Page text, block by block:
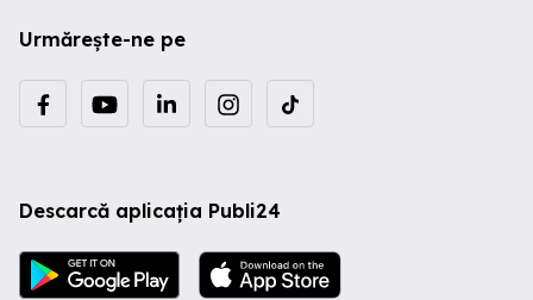
Urmărește-ne pe
Descarcă aplicația Publi24